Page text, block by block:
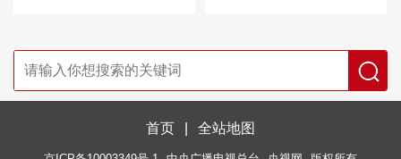
首页 全站地图